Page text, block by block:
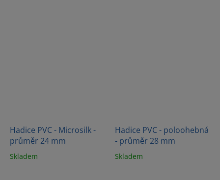
Hadice PVC - Microsilk -
průměr 24 mm
Skladem
Hadice PVC - poloohebná
- průměr 28 mm
Skladem